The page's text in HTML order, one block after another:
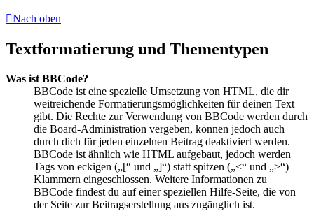
Nach oben
Textformatierung und Thementypen
Was ist BBCode?
BBCode ist eine spezielle Umsetzung von HTML, die dir
weitreichende Formatierungsmöglichkeiten für deinen Text
gibt. Die Rechte zur Verwendung von BBCode werden durch
die Board-Administration vergeben, können jedoch auch
durch dich für jeden einzelnen Beitrag deaktiviert werden.
BBCode ist ähnlich wie HTML aufgebaut, jedoch werden
Tags von eckigen („[“ und „]“) statt spitzen („<“ und „>“)
Klammern eingeschlossen. Weitere Informationen zu
BBCode findest du auf einer speziellen Hilfe-Seite, die von
der Seite zur Beitragserstellung aus zugänglich ist.